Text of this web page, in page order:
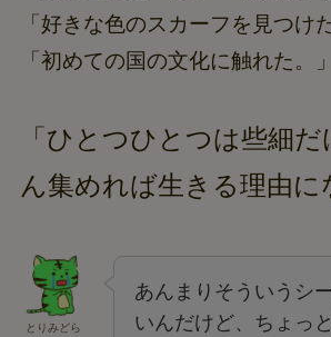
「好きな色のスカーフを見つけ
「初めての国の文化に触れた。」
「ひとつひとつは些細だ
ん集めれば生きる理由に
とりみどら
あんまりそういうシ
いんだけど、ちょっ